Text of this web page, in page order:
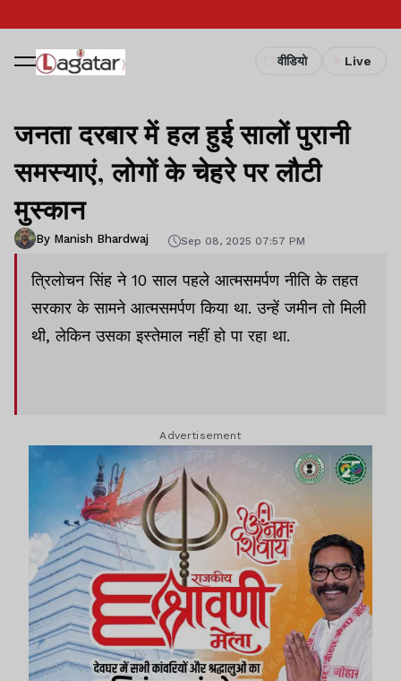
वीडियो Live
जनता दरबार में हल हुई सालों पुरानी
समस्याएं, लोगों के चेहरे पर लौटी
मुस्कान
By Manish Bhardwaj Sep 08, 2025 07:57 PM
त्रिलोचन सिंह ने 10 साल पहले आत्मसमर्पण नीति के तहत
सरकार के सामने आत्मसमर्पण किया था. उन्हें जमीन तो मिली
थी, लेकिन उसका इस्तेमाल नहीं हो पा रहा था.
Advertisement